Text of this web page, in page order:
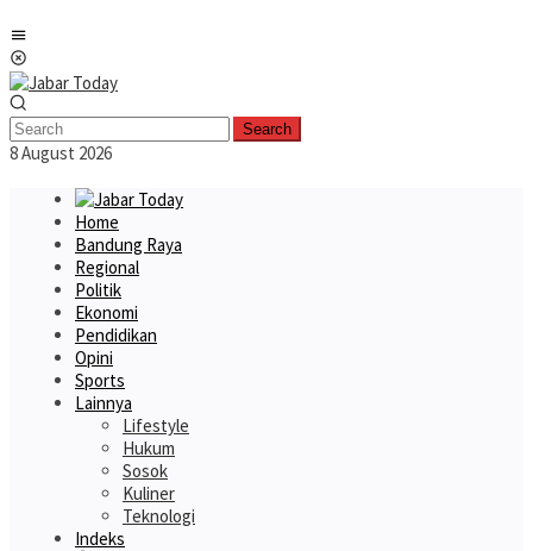
to
content
Search
8 August 2026
Home
Bandung Raya
Regional
Politik
Ekonomi
Pendidikan
Opini
Sports
Lainnya
Lifestyle
Hukum
Sosok
Kuliner
Teknologi
Indeks